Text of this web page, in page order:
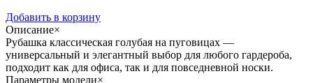
Добавить в корзину
Описание×
Рубашка классическая голубая на пуговицах —
универсальный и элегантный выбор для любого гардероба,
подходит как для офиса, так и для повседневной носки.
Параметры модели×